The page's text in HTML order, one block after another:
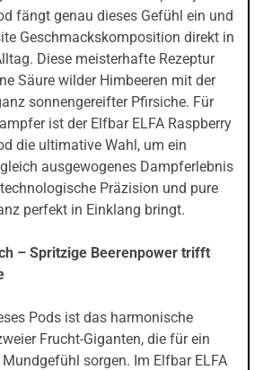
fängt genau dieses Gefühl ein und
Geschmackskomposition direkt in
Diese meisterhafte Rezeptur
Säure wilder Himbeeren mit der
sonnengereifter Pfirsiche. Für
ist der Elfbar ELFA Raspberry
die ultimative Wahl, um ein
ausgewogenes Dampferlebnis
Präzision und pure
perfekt in Einklang bringt.
– Spritzige Beerenpower trifft
Pods ist das harmonische
Frucht-Giganten, die für ein
sorgen. Im Elfbar ELFA